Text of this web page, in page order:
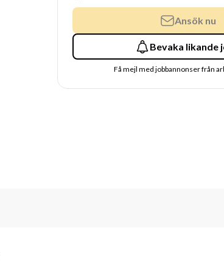
Ansök nu
Bevaka likande
Få mejl med jobbannonser från